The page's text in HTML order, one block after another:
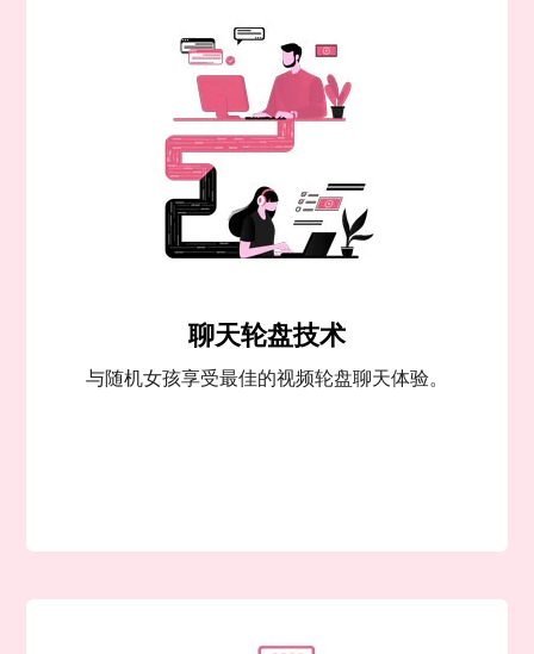
聊天轮盘技术
与随机女孩享受最佳的视频轮盘聊天体验。